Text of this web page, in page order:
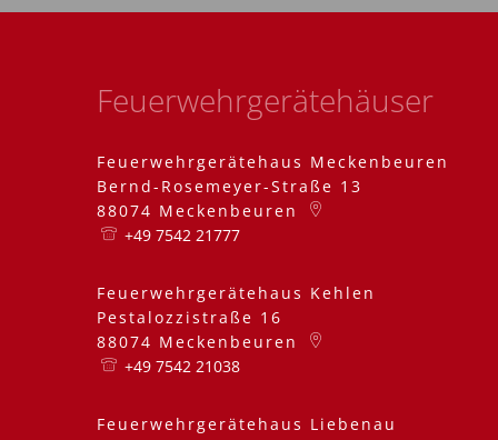
Feuerwehrgerätehäuser
Feuerwehrgerätehaus Meckenbeuren
Bernd-Rosemeyer-Straße 13
88074 Meckenbeuren
+49 7542 21777
Feuerwehrgerätehaus Kehlen
Pestalozzistraße 16
88074 Meckenbeuren
+49 7542 21038
Feuerwehrgerätehaus Liebenau